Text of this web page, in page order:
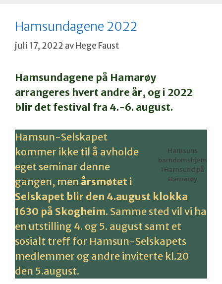
Hamsundagene 2022
juli 17, 2022 avHege Faust
Hamsundagene på Hamarøy
arrangeres hvert andre år, og i 2022
blir det festival fra 4.-6. august.
Hamsuns
barndomshjem
i Hamsund på
Hamarøy
Hamsun-Selskapet
kommer ikke til å avholde
eget seminar denne
gangen, men årsmøtet i
Selskapet blir den 4.august klokka
1630 på Skogheim. Samme sted vil vi ha
en utstilling 4. og 5. august samt et
sosialt treff for Hamsun-Selskapets
medlemmer og andre inviterte kl.20
den 5.august.